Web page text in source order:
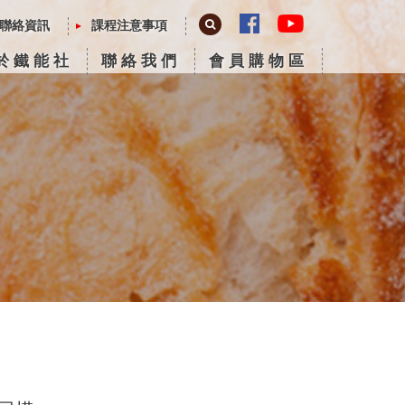
絡資訊 課程注意事項
鐵能社 聯絡我們 會員購物區